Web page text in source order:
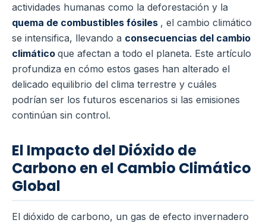
actividades humanas como la deforestación y la
quema de combustibles fósiles , el cambio climático
se intensifica, llevando a consecuencias del cambio
climático que afectan a todo el planeta. Este artículo
profundiza en cómo estos gases han alterado el
delicado equilibrio del clima terrestre y cuáles
podrían ser los futuros escenarios si las emisiones
continúan sin control.
El Impacto del Dióxido de
Carbono en el Cambio Climático
Global
El dióxido de carbono, un gas de efecto invernadero